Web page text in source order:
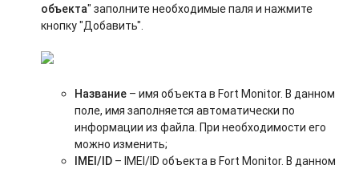
объекта" заполните необходимые паля и нажмите
кнопку "Добавить".
Название – имя объекта в Fort Monitor. В данном
поле, имя заполняется автоматически по
информации из файла. При необходимости его
можно изменить;
IMEI/ID – IMEI/ID объекта в Fort Monitor. В данном